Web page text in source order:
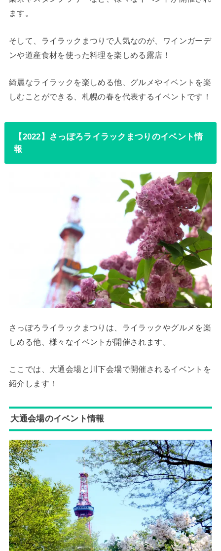
ます。
そして、ライラックまつりで人気なのが、ワインガーデ
ンや道産食材を使った料理を楽しめる露店！
綺麗なライラックを楽しめる他、グルメやイベントを楽
しむことができる、札幌の春を代表するイベントです！
【2022】さっぽろライラックまつりのイベント情
報
さっぽろライラックまつりは、ライラックやグルメを楽
しめる他、様々なイベントが開催されます。
ここでは、大通会場と川下会場で開催されるイベントを
紹介します！
大通会場のイベント情報